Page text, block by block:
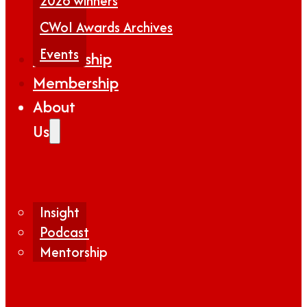
CWoI Awards Archives
Events
Insight
Podcast
Mentorship
Partnership
Membership
About
Us